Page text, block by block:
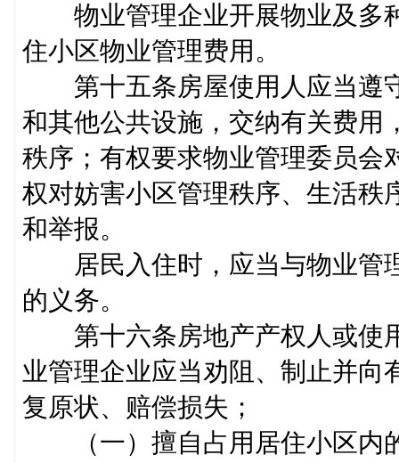
物业管理企业开展物业及多
住小区物业管理费用。
第十五条房屋使用人应当遵
和其他公共设施，交纳有关费用
秩序；有权要求物业管理委员会
权对妨害小区管理秩序、生活秩
和举报。
居民入住时，应当与物业管
的义务。
第十六条房地产产权人或使
业管理企业应当劝阻、制止并向
复原状、赔偿损失；
（一）擅自占用居住小区